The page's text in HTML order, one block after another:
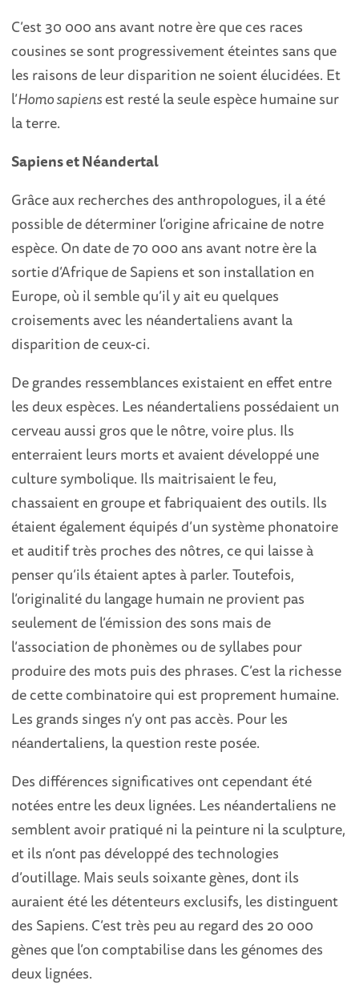
C’est 30 000 ans avant notre ère que ces races
cousines se sont progressivement éteintes sans que
les raisons de leur disparition ne soient élucidées. Et
l’Homo sapiensest resté la seule espèce humaine sur
la terre.
Sapiens et Néandertal
Grâce aux recherches des anthropologues, il a été
possible de déterminer l’origine africaine de notre
espèce. On date de 70 000 ans avant notre ère la
sortie d’Afrique de Sapiens et son installation en
Europe, où il semble qu’il y ait eu quelques
croisements avec les néandertaliens avant la
disparition de ceux-ci.
De grandes ressemblances existaient en effet entre
les deux espèces. Les néandertaliens possédaient un
cerveau aussi gros que le nôtre, voire plus. Ils
enterraient leurs morts et avaient développé une
culture symbolique. Ils maitrisaient le feu,
chassaient en groupe et fabriquaient des outils. Ils
étaient également équipés d’un système phonatoire
et auditif très proches des nôtres, ce qui laisse à
penser qu’ils étaient aptes à parler. Toutefois,
l’originalité du langage humain ne provient pas
seulement de l’émission des sons mais de
l’association de phonèmes ou de syllabes pour
produire des mots puis des phrases. C’est la richesse
de cette combinatoire qui est proprement humaine.
Les grands singes n’y ont pas accès. Pour les
néandertaliens, la question reste posée.
Des différences significatives ont cependant été
notées entre les deux lignées. Les néandertaliens ne
semblent avoir pratiqué ni la peinture ni la sculpture,
et ils n’ont pas développé des technologies
d’outillage. Mais seuls soixante gènes, dont ils
auraient été les détenteurs exclusifs, les distinguent
des Sapiens. C’est très peu au regard des 20 000
gènes que l’on comptabilise dans les génomes des
deux lignées.